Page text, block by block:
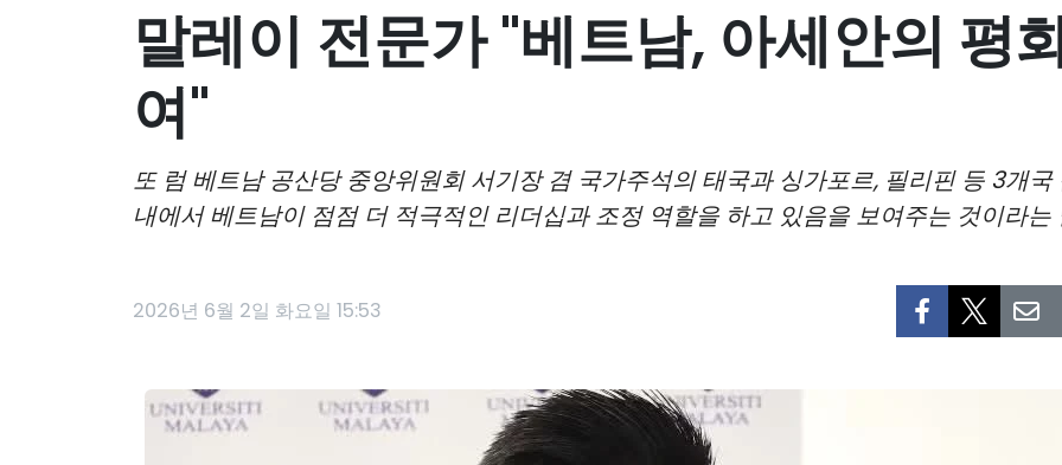
말레이 전문가 "베트남, 아세안의 평
여"
또 럼 베트남 공산당 중앙위원회 서기장 겸 국가주석의 태국과 싱가포르, 필리핀 등 3개
내에서 베트남이 점점 더 적극적인 리더십과 조정 역할을 하고 있음을 보여주는 것이라
2026년 6월 2일 화요일 15:53